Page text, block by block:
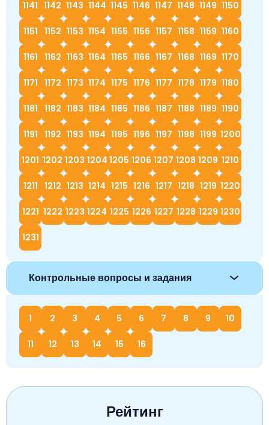
1141 1142 1143 1144 1145 1146 1147 1148 1149 1150
1151 1152 1153 1154 1155 1156 1157 1158 1159 1160
1161 1162 1163 1164 1165 1166 1167 1168 1169 1170
1171 1172 1173 1174 1175 1176 1177 1178 1179 1180
1181 1182 1183 1184 1185 1186 1187 1188 1189 1190
1191 1192 1193 1194 1195 1196 1197 1198 1199 1200
1201 1202 1203 1204 1205 1206 1207 1208 1209 1210
1211 1212 1213 1214 1215 1216 1217 1218 1219 1220
1221 1222 1223 1224 1225 1226 1227 1228 1229 1230
1231
Контрольные вопросы и задания
1 2 3 4 5 6 7 8 9 10
11 12 13 14 15 16
Рейтинг